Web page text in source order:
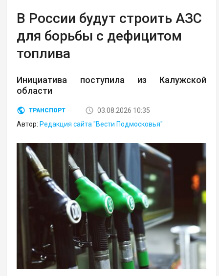
В России будут строить АЗС
для борьбы с дефицитом
топлива
Инициатива поступила из Калужской
области
ТРАНСПОРТ
03.08.2026 10:35
Автор: Редакция сайта "Вести Подмосковья"